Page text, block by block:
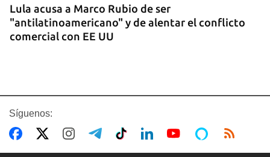
Lula acusa a Marco Rubio de ser
"antilatinoamericano" y de alentar el conflicto
comercial con EE UU
Síguenos: